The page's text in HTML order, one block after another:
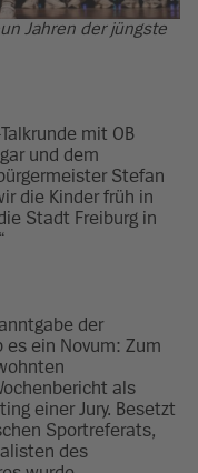
Jahren der jüngste
mit OB
und dem
Stefan
die Kinder früh in
Stadt Freiburg in
der
es ein Novum: Zum
als
einer Jury. Besetzt
Sportreferats,
des